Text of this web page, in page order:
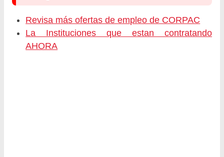
Revisa más ofertas de empleo de CORPAC
La Instituciones que estan contratando
AHORA